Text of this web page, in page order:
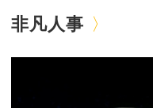
非凡人事